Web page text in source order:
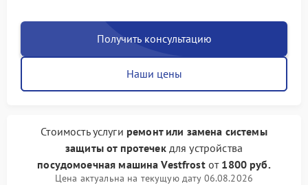
Получить консультацию
Наши цены
Стоимость услуги ремонт или замена системы
защиты от протечекдля устройства
посудомоечная машина Vestfrostот 1800 руб.
Цена актуальна на текущую дату 06.08.2026